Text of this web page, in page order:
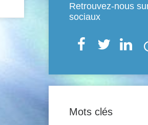
Retrouvez-nous
sociaux
Mots clés